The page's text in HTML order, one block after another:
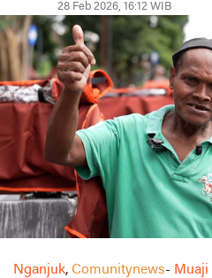
28 Feb 2026, 16:12 WIB
Nganjuk, Comunitynews- Muaji